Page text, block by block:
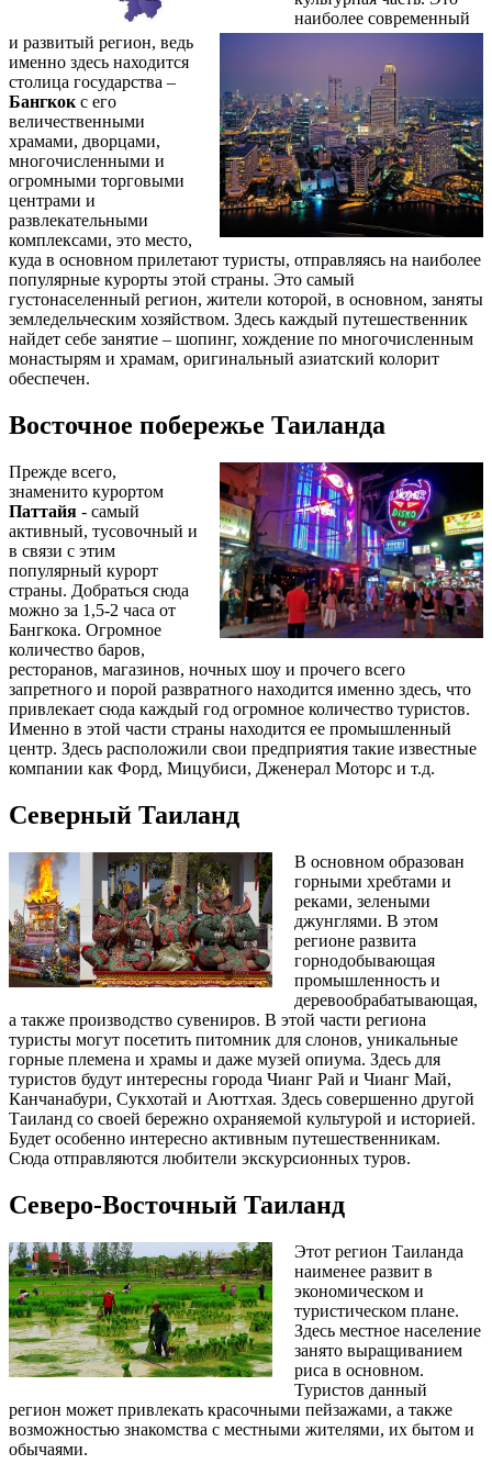
наиболее современный
и развитый регион, ведь
именно здесь находится
столица государства –
Бангкокс его
величественными
храмами, дворцами,
многочисленными и
огромными торговыми
центрами и
развлекательными
комплексами, это место,
куда в основном прилетают туристы, отправляясь на наиболее
популярные курорты этой страны. Это самый
густонаселенный регион, жители которой, в основном, заняты
земледельческим хозяйством. Здесь каждый путешественник
найдет себе занятие – шопинг, хождение по многочисленным
монастырям и храмам, оригинальный азиатский колорит
обеспечен.
Восточное побережье Таиланда
Прежде всего,
знаменито курортом
Паттайя - самый
активный, тусовочный и
в связи с этим
популярный курорт
страны. Добраться сюда
можно за 1,5-2 часа от
Бангкока. Огромное
количество баров,
ресторанов, магазинов, ночных шоу и прочего всего
запретного и порой развратного находится именно здесь, что
привлекает сюда каждый год огромное количество туристов.
Именно в этой части страны находится ее промышленный
центр. Здесь расположили свои предприятия такие известные
компании как Форд, Мицубиси, Дженерал Моторс и т.д.
Северный Таиланд
В основном образован
горными хребтами и
реками, зелеными
джунглями. В этом
регионе развита
горнодобывающая
промышленность и
деревообрабатывающая,
а также производство сувениров. В этой части региона
туристы могут посетить питомник для слонов, уникальные
горные племена и храмы и даже музей опиума. Здесь для
туристов будут интересны города Чианг Рай и Чианг Май,
Канчанабури, Сукхотай и Аюттхая. Здесь совершенно другой
Таиланд со своей бережно охраняемой культурой и историей.
Будет особенно интересно активным путешественникам.
Сюда отправляются любители экскурсионных туров.
Северо-Восточный Таиланд
Этот регион Таиланда
наименее развит в
экономическом и
туристическом плане.
Здесь местное население
занято выращиванием
риса в основном.
Туристов данный
регион может привлекать красочными пейзажами, а также
возможностью знакомства с местными жителями, их бытом и
обычаями.